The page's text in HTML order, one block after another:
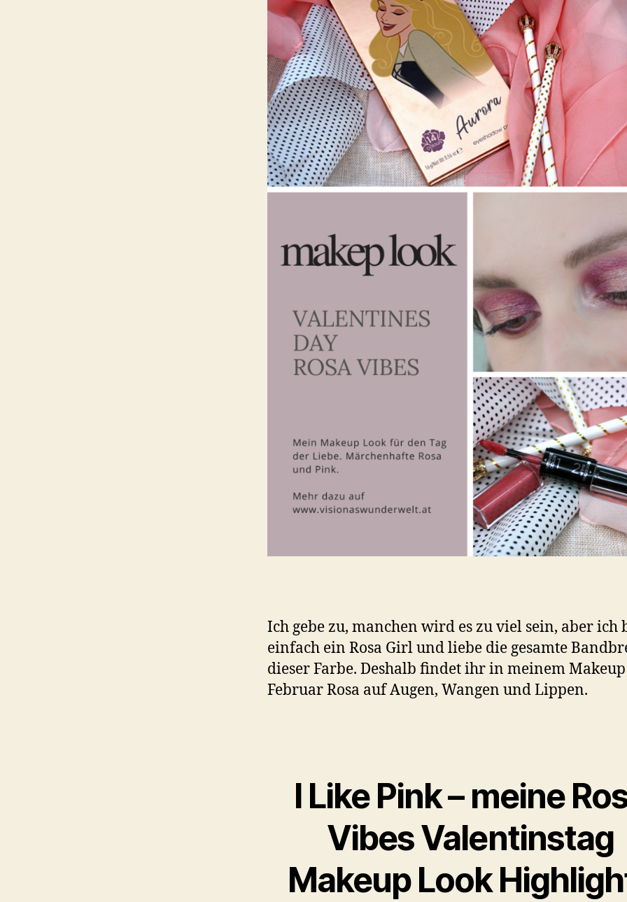
Ich gebe zu, manchen wird es zu viel sein, aber ich
einfach ein Rosa Girl und liebe die gesamte
dieser Farbe. Deshalb findet ihr in meinem
Februar Rosa auf Augen, Wangen und Lippen.
I Like Pink – meine
Vibes Valentinstag
Makeup Look